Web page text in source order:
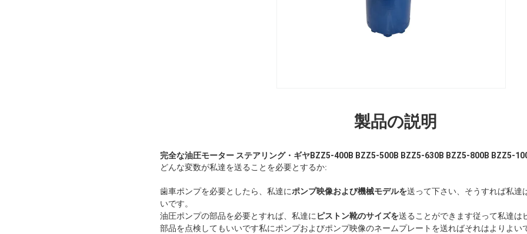
製品の説明
完全な油圧モーター ステアリング・ギヤBZZ5-400B BZZ5-500B BZZ5-630B BZZ5-800B BZZ5-
どんな変数が私達を送ることを必要とするか:
歯車ポンプを必要としたら、私達にポンプ映像および機械モデルを送って下さい、そうすれば私達
いです。
油圧ポンプの部品を必要とすれば、私達にピストン靴のサイズを送ることができます従って私達は
部品を点検してもいいです私にポンプおよびポンプ映像のネームプレートを送ればそれはよりよい